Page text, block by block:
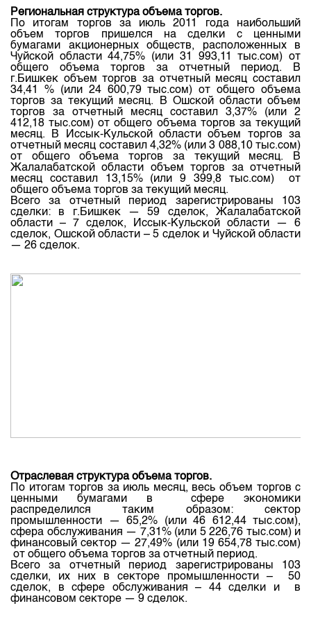
Региональная структураобъема торгов.
По
итогам торгов за июль 2011 годанаибольший
объем
торгов пришелся на сделки с ценными
бумагами акционерных обществ, расположенных в
Чуйской области 44,75% (или 31 993,11тыс.сом)от
общего объема торгов за отчетный период. В
г.Бишкек объем торгов за отчетный месяц составил
34,41 % (или 24 600,79тыс.сом)от общего объема
торгов за текущий месяц. В Ошской областиобъем
торгов
за отчетный месяц составил 3,37% (или 2
412,18тыс.сом)от общего объема торгов за текущий
месяц. В Иссык-Кульской областиобъем торгов
за
отчетный месяц составил4,32% (или 3 088,10тыс.сом)
от общегообъема торгов за текущий месяц. В
Жалалабатской области объем торгов за отчетный
месяц
составил13,15% (или 9 399,8 тыс.сом) от
общего объема торгов за текущий месяц.
Всегоза отчетный период зарегистрированы 103
сделки: в г.Бишкек— 59 сделок, Жалалабатской
области – 7 сделок, Иссык-Кульской области — 6
сделок, Ошской области – 5 сделоки Чуйской области
— 26 сделок.
Отраслевая структураобъема торгов.
По итогам торгов за июль месяц, весь объем торгов с
ценными
бумагамив сфере экономики
распределился таким образом: сектор
промышленности — 65,2% (или 46 612,44 тыс.сом),
сфера обслуживания — 7,31% (или 5 226,76 тыс.сом) и
финансовый сектор — 27,49% (или 19 654,78 тыс.сом)
от общего объема торгов за отчетный период.
Всегоза отчетный период зарегистрированы 103
сделки, их них в секторе промышленности – 50
сделок, в сфере обслуживания – 44сделки и в
финансовом секторе — 9 сделок.